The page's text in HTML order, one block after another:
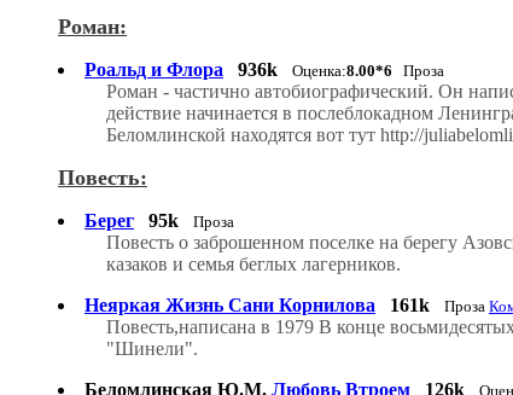
Роман:
Роальд и Флора 936k Оценка:8.00*6 Проза
Роман - частично автобиографический. Он
действие начинается в послеблокадном
Беломлинской находятся вот тут http://
Повесть:
Берег 95k Проза
Повесть о заброшенном поселке на берегу
казаков и семья беглых лагерников.
Неяркая Жизнь Сани Корнилова
161k Проза
Повесть,написана в 1979 В конце
"Шинели".
Беломлинская Ю.М. Любовь Втроем 126k